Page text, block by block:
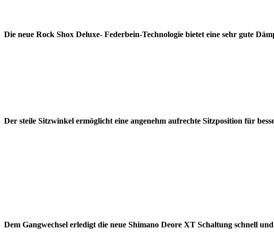
Die neue Rock Shox Deluxe- Federbein-Technologie bietet eine sehr gute
Der steile Sitzwinkel ermöglicht eine angenehm aufrechte Sitzposition für
Dem Gangwechsel erledigt die neue Shimano Deore XT Schaltung schnell